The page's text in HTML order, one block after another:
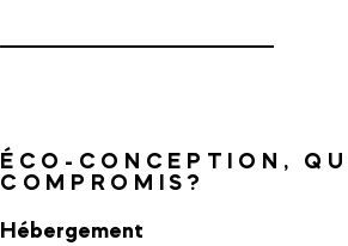
ÉCO-CONCEPTION,
COMPROMIS?
Hébergement